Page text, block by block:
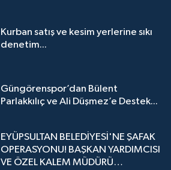
Kurban satış ve kesim yerlerine sıkı
denetim...
Güngörenspor’dan Bülent
Parlakkılıç ve Ali Düşmez’e Destek...
EYÜPSULTAN BELEDİYESİ'NE ŞAFAK
OPERASYONU! BAŞKAN YARDIMCISI
VE ÖZEL KALEM MÜDÜRÜ